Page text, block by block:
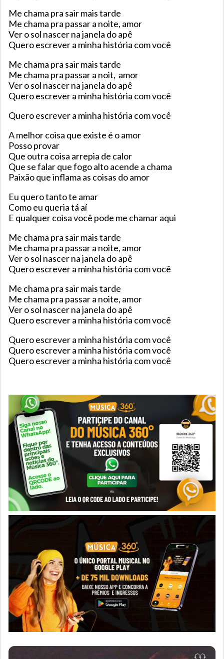
Me chama pra sair mais tarde
Me chama pra passar a noite, amor
Ver o sol nascer na janela do apê
Quero escrever a minha história com você
Me chama pra sair mais tarde
Me chama pra passar a noit, amor
Ver o sol nascer na janela do apê
Quero escrever a minha história com você
Quero escrever a minha história com você
A melhor coisa que existe é o amor
Posso provar
Que outra coisa arrepia de calor
Que se falar que fogo alto acende a chama
Paixão que inflama as coisas do amor
Eu quero tanto te amar
Como eu queria tá aí
E qualquer coisa você pode me chamar aqui
Me chama pra sair mais tarde
Me chama pra passar a noite, amor
Ver o sol nascer na janela do apê
Quero escrever a minha história com você
Me chama pra sair mais tarde
Me chama pra passar a noite, amor
Ver o sol nascer na janela do apê
Quero escrever a minha história com você
Quero escrever a minha história com você
Quero escrever a minha história com você
Quero escrever a minha história com você